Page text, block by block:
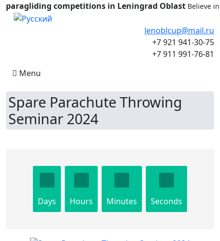
paragliding competitions in Leningrad Oblast Believe
Select your language
lenoblcup@mail.ru
+7 921 941-30-75
+7 911 991-76-81
Menu
Spare Parachute Throwing
Seminar 2024
Days Hours Minutes Seconds